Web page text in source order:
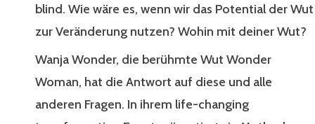
blind. Wie wäre es, wenn wir das Potential der Wut
zur Veränderung nutzen? Wohin mit deiner Wut?
Wanja Wonder, die berühmte Wut Wonder
Woman, hat die Antwort auf diese und alle
anderen Fragen. In ihrem life-changing